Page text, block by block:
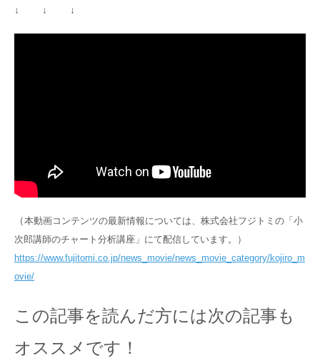
↓ ↓ ↓
（本動画コンテンツの最新情報については、株式会社フジトミの「小
次郎講師のチャート分析講座」にて配信しています。）
https://www.fujitomi.co.jp/news_movie/news_movie_category/kojiro_m
ovie/
この記事を読んだ方には次の記事も
オススメです！